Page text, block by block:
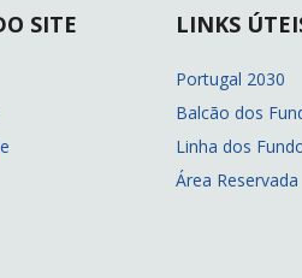
SITE LINKS
Portugal 2030
Balcão dos
Linha dos
Área Reservada